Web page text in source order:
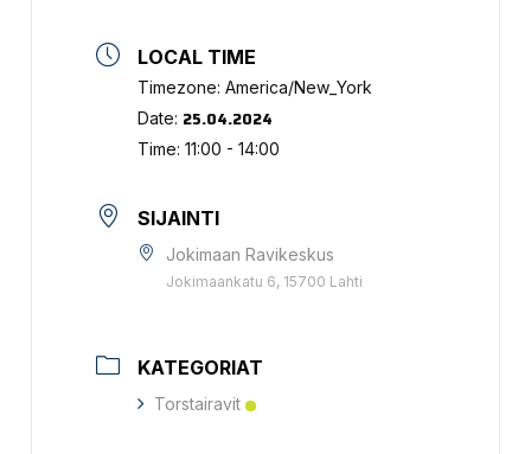
LOCAL TIME
Timezone:America/New_York
Date: 25.04.2024
Time:11:00 - 14:00
SIJAINTI
Jokimaan Ravikeskus
Jokimaankatu 6, 15700 Lahti
KATEGORIAT
Torstairavit